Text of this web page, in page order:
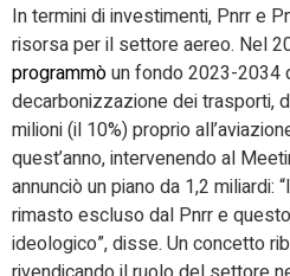
In termini di investimenti, Pnrr e
risorsa per il settore aereo. Nel
programmòun fondo 2023-2034
decarbonizzazione dei trasporti,
milioni (il 10%) proprio
quest’anno, intervenendo al
annunciò un piano da 1,2 miliardi:
rimasto escluso dal Pnrr e
ideologico”, disse. Un concetto